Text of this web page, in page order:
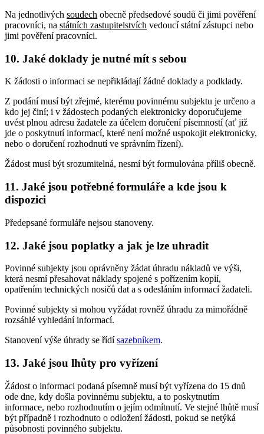
Na jednotlivých soudech obecně předsedové soudů či jimi pověření
pracovníci, na státních zastupitelstvích vedoucí státní zástupci nebo
jimi pověření pracovníci.
10. Jaké doklady je nutné mít s sebou
K žádosti o informaci se nepřikládají žádné doklady a podklady.
Z podání musí být zřejmé, kterému povinnému subjektu je určeno a
kdo jej činí; i v žádostech podaných elektronicky doporučujeme
uvést plnou adresu žadatele za účelem doručení písemností (ať již
jde o poskytnutí informací, které není možné uspokojit elektronicky,
nebo o doručení rozhodnutí ve správním řízení).
Žádost musí být srozumitelná, nesmí být formulována příliš obecně.
11. Jaké jsou potřebné formuláře a kde jsou k
dispozici
Předepsané formuláře nejsou stanoveny.
12. Jaké jsou poplatky a jak je lze uhradit
Povinné subjekty jsou oprávněny žádat úhradu nákladů ve výši,
která nesmí přesahovat náklady spojené s pořízením kopií,
opatřením technických nosičů dat a s odesláním informací žadateli.
Povinné subjekty si mohou vyžádat rovněž úhradu za mimořádně
rozsáhlé vyhledání informací.
Stanovení výše úhrady se řídísazebníkem.
13. Jaké jsou lhůty pro vyřízení
Žádost o informaci podaná písemně musí být vyřízena do 15 dnů
ode dne, kdy došla povinnému subjektu, a to poskytnutím
informace, nebo rozhodnutím o jejím odmítnutí. Ve stejné lhůtě musí
být případně i rozhodnuto o odložení žádosti, pokud se netýká
působnosti povinného subjektu.